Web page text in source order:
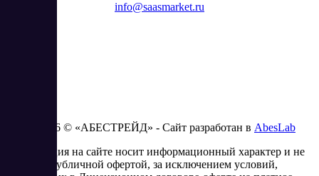
info@saasmarket.ru
2023 - 2026 © «АБЕСТРЕЙД» - Сайт разработан в AbesLab
Информация на сайте носит информационный характер и не
является публичной офертой, за исключением условий,